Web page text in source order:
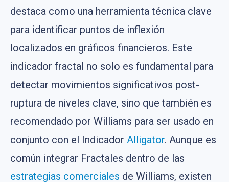
destaca como una herramienta técnica clave
para identificar puntos de inflexión
localizados en gráficos financieros. Este
indicador fractal no solo es fundamental para
detectar movimientos significativos post-
ruptura de niveles clave, sino que también es
recomendado por Williams para ser usado en
conjunto con el Indicador Alligator. Aunque es
común integrar Fractales dentro de las
estrategias comerciales de Williams, existen